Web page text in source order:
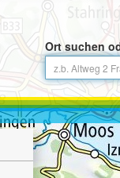
Ort suchen